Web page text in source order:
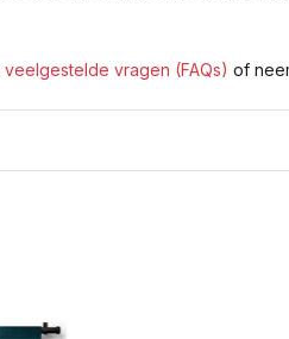
veelgestelde vragen (FAQs) of